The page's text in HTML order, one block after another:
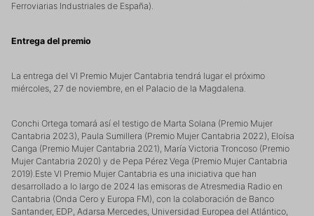
Ferroviarias Industriales de España).
Entrega del premio
La entrega del VI Premio Mujer Cantabria tendrá lugar el próximo
miércoles, 27 de noviembre, en el Palacio de la Magdalena.
Conchi Ortega tomará así el testigo de Marta Solana (Premio Mujer
Cantabria 2023), Paula Sumillera (Premio Mujer Cantabria 2022), Eloísa
Canga (Premio Mujer Cantabria 2021), María Victoria Troncoso (Premio
Mujer Cantabria 2020) y de Pepa Pérez Vega (Premio Mujer Cantabria
2019).Este VI Premio Mujer Cantabria es una iniciativa que han
desarrollado a lo largo de 2024 las emisoras de Atresmedia Radio en
Cantabria (Onda Cero y Europa FM), con la colaboración de Banco
Santander, EDP, Adarsa Mercedes, Universidad Europea del Atlántico,